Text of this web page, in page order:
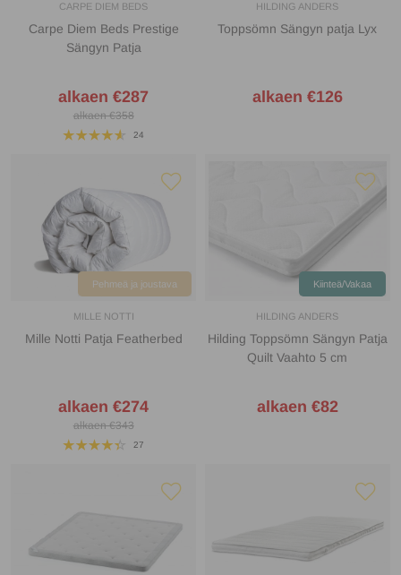
CARPE DIEM BEDS
Carpe Diem Beds Prestige
Sängyn Patja
alkaen €287
alkaen €358
24
HILDING ANDERS
Toppsömn Sängyn patja Lyx
alkaen €126
Pehmeä ja joustava
MILLE NOTTI
Mille Notti Patja Featherbed
alkaen €274
alkaen €343
27
Kiinteä/Vakaa
HILDING ANDERS
Hilding Toppsömn Sängyn Patja
Quilt Vaahto 5 cm
alkaen €82